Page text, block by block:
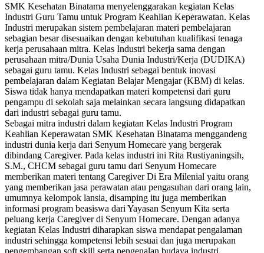
SMK Kesehatan Binatama menyelenggarakan kegiatan Kelas
Industri Guru Tamu untuk Program Keahlian Keperawatan. Kelas
Industri merupakan sistem pembelajaran materi pembelajaran
sebagian besar disesuaikan dengan kebutuhan kualifikasi tenaga
kerja perusahaan mitra. Kelas Industri bekerja sama dengan
perusahaan mitra/Dunia Usaha Dunia Industri/Kerja (DUDIKA)
sebagai guru tamu. Kelas Industri sebagai bentuk inovasi
pembelajaran dalam Kegiatan Belajar Mengajar (KBM) di kelas.
Siswa tidak hanya mendapatkan materi kompetensi dari guru
pengampu di sekolah saja melainkan secara langsung didapatkan
dari industri sebagai guru tamu.
Sebagai mitra industri dalam kegiatan Kelas Industri Program
Keahlian Keperawatan SMK Kesehatan Binatama menggandeng
industri dunia kerja dari Senyum Homecare yang bergerak
dibindang Caregiver. Pada kelas industri ini Rita Rustiyaningsih,
S.M., CHCM sebagai guru tamu dari Senyum Homecare
memberikan materi tentang Caregiver Di Era Milenial yaitu orang
yang memberikan jasa perawatan atau pengasuhan dari orang lain,
umumnya kelompok lansia, disamping itu juga memberikan
informasi program beasiswa dari Yayasan Senyum Kita serta
peluang kerja Caregiver di Senyum Homecare. Dengan adanya
kegiatan Kelas Industri diharapkan siswa mendapat pengalaman
industri sehingga kompetensi lebih sesuai dan juga merupakan
pengembangan soft skill serta pengenalan budaya industri.